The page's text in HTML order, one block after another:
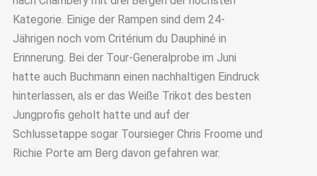
Kategorie. Einige der Rampen sind dem 24-
Jährigen noch vom Critérium du Dauphiné in
Erinnerung. Bei der Tour-Generalprobe im Juni
hatte auch Buchmann einen nachhaltigen Eindruck
hinterlassen, als er das Weiße Trikot des besten
Jungprofis geholt hatte und auf der
Schlussetappe sogar Toursieger Chris Froome und
Richie Porte am Berg davon gefahren war.